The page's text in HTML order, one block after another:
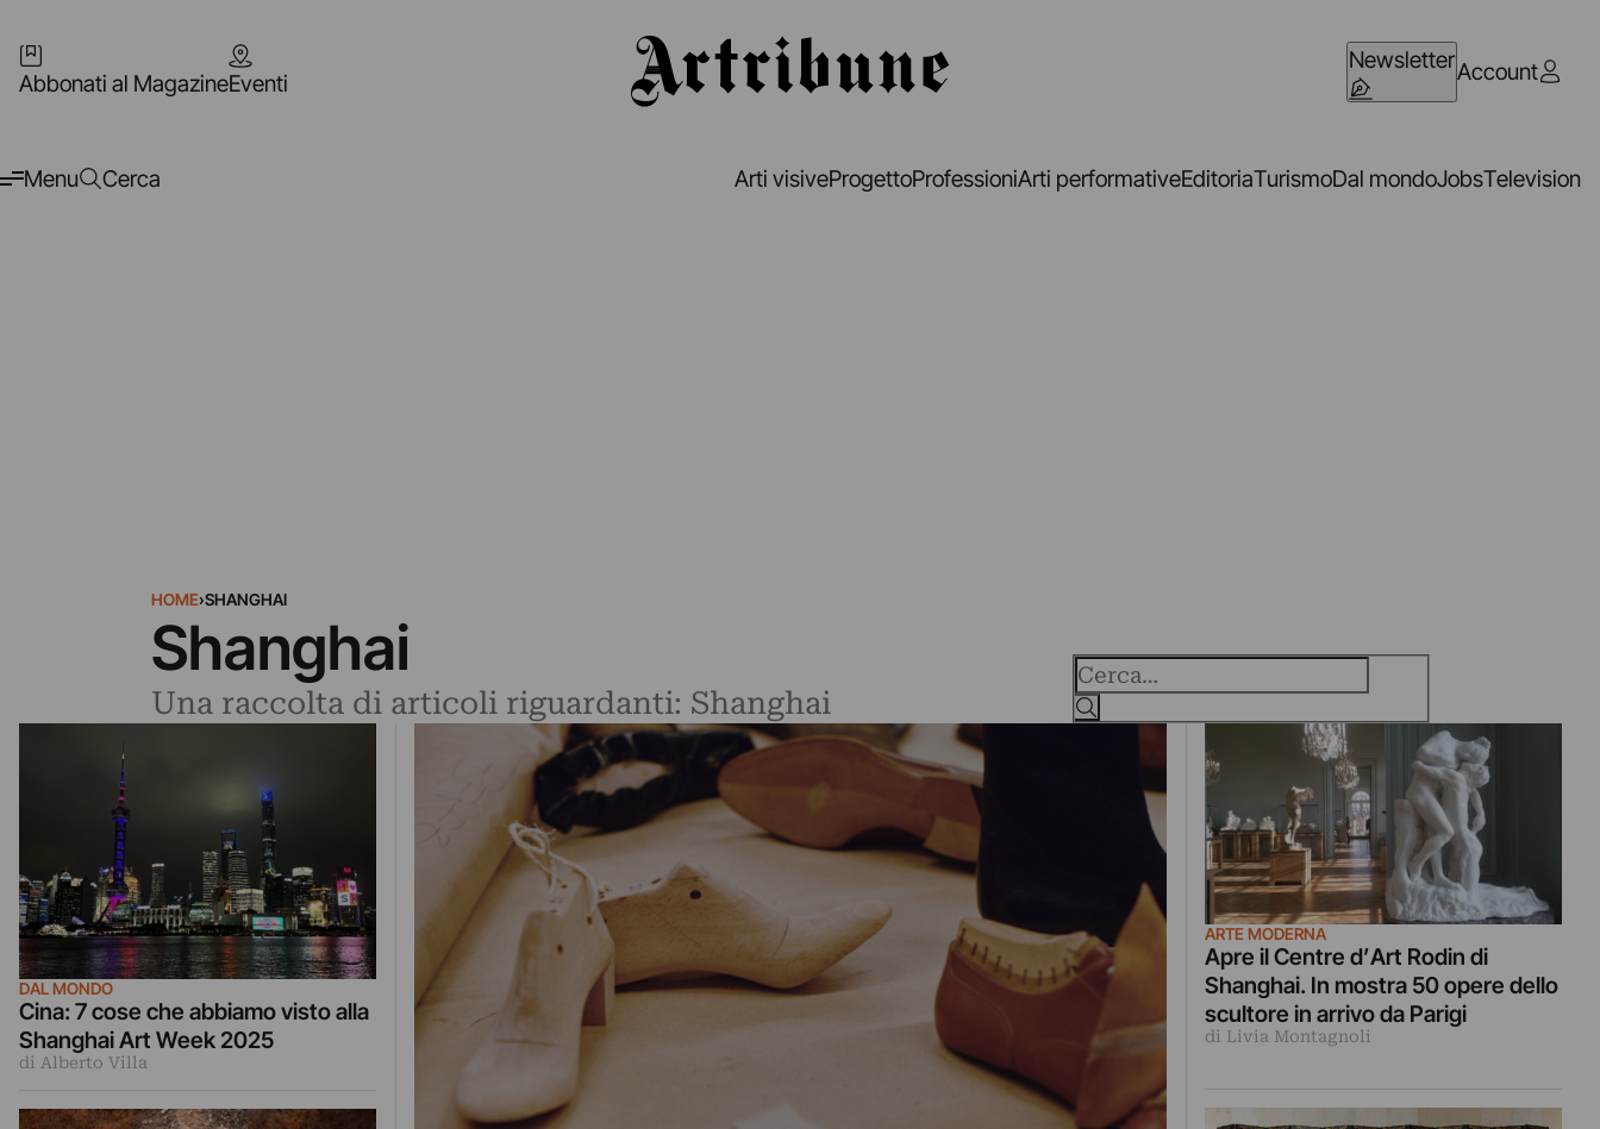
Abbonati al MagazineEventi
NewsletterAccount
Menu Cerca Arti visiveProgettoProfessioniArti performativeEditoriaTurismoDal mondoJobsTelevision
HOME›SHANGHAI
Shanghai
Una raccolta di articoli riguardanti: Shanghai
DAL MONDO
Cina: 7 cose che abbiamo visto alla
Shanghai Art Week 2025
di Alberto Villa
ARTE MODERNA
Apre il Centre d’Art Rodin di
Shanghai. In mostra 50 opere dello
scultore in arrivo da Parigi
di Livia Montagnoli